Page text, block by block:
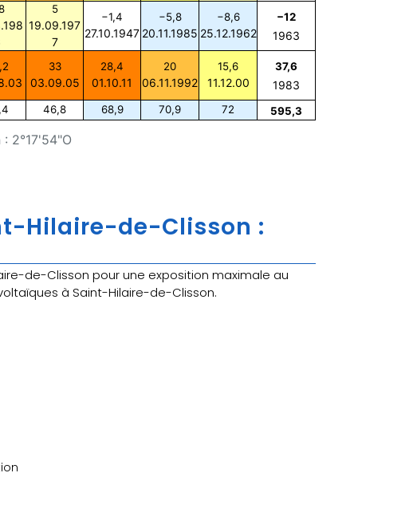
2°17'54"O
5
19.09.197
7
−1,4
27.10.1947
−5,8
20.11.1985
−8,6
25.12.1962
−12
1963
33
03.09.05
28,4
01.10.11
20
06.11.1992
15,6
11.12.00
37,6
1983
46,8 68,9 70,9 72 595,3
Hilaire-de-Clisson :
de-Clisson pour une exposition maximale au
à Saint-Hilaire-de-Clisson.